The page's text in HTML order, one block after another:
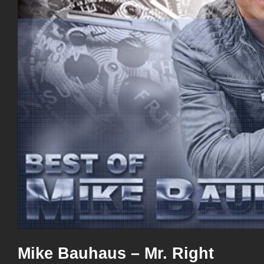
Mike Bauhaus – Mr. Right